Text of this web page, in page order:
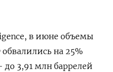
в июне объемы
на 25%
3,91 млн баррелей